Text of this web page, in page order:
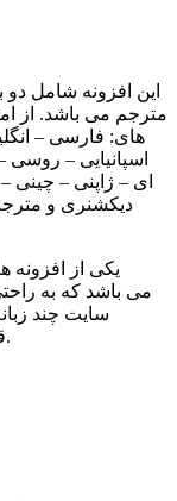
مترجم می باشد. از
های: فارسی –
اسپانیایی –
ای – ژاپنی – چینی
دیکشنری و
سایت چند
قدرتمند ترین پلاگین ایجاد سایت چند زبانه شده.